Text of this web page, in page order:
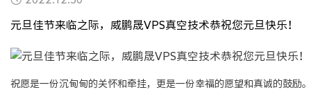
元旦佳节来临之际，威鹏晟VPS真空技术恭祝您元旦快乐！
祝愿是一份沉甸甸的关怀和牵挂，更是一份幸福的愿望和真诚的鼓励